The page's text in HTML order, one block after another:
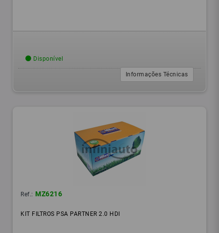
Disponível
Informações Técnicas
Ref.: MZ6216
KIT FILTROS PSA PARTNER 2.0 HDI